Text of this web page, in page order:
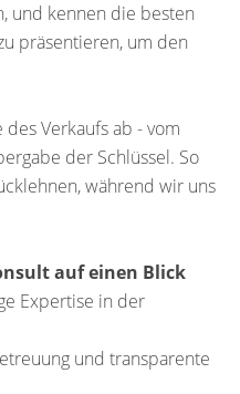
und kennen die besten
präsentieren, um den
Verkaufs ab - vom
der Schlüssel. So
während wir uns
auf einen Blick
Expertise in der
und transparente